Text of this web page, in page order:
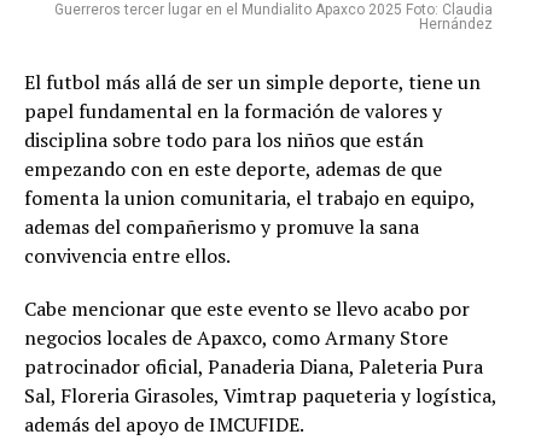
Guerreros tercer lugar en el Mundialito Apaxco 2025 Foto: Claudia
Hernández
El futbol más allá de ser un simple deporte, tiene un
papel fundamental en la formación de valores y
disciplina sobre todo para los niños que están
empezando con en este deporte, ademas de que
fomenta la union comunitaria, el trabajo en equipo,
ademas del compañerismo y promuve la sana
convivencia entre ellos.
Cabe mencionar que este evento se llevo acabo por
negocios locales de Apaxco, como Armany Store
patrocinador oficial, Panaderia Diana, Paleteria Pura
Sal, Floreria Girasoles, Vimtrap paqueteria y logística,
además del apoyo de IMCUFIDE.